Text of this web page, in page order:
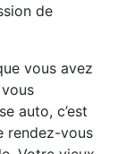
de
vous avez
auto, c’est
rendez-vous